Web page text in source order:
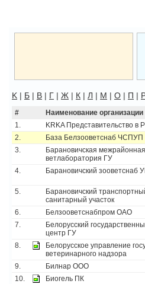
K | Б | В | Г | Ж | К | Л | М | О | П |
# Наименование организации
1.
KRKA Представительство в
2.
База Белзооветснаб ЧСПУП
3.
Барановичская межрайонная
ветлаборатория ГУ
4. Барановичский зооветснаб
5.
Барановичский
санитарный участок
6. Белзооветснабпром ОАО
7.
Белорусский
центр ГУ
8.
Белорусское управление
ветеринарного надзора
9. Билнар ООО
10.
Биогель ПК